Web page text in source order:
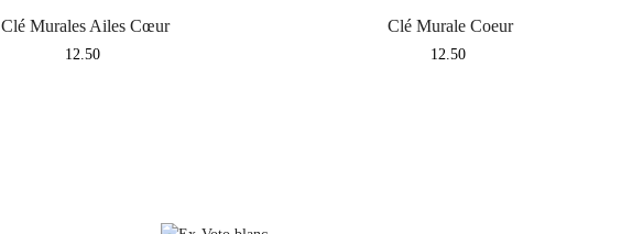
Clé Murales Ailes Cœur
Price
12.50
Clé Murale Coeur
Price
12.50